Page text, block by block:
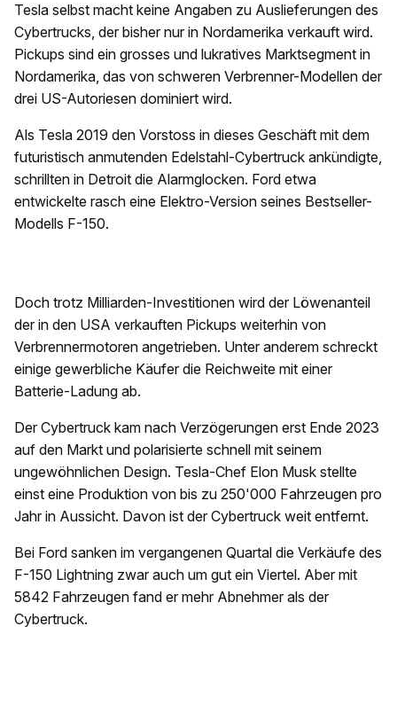
Tesla selbst macht keine Angaben zu Auslieferungen des
Cybertrucks, der bisher nur in Nordamerika verkauft wird.
Pickups sind ein grosses und lukratives Marktsegment in
Nordamerika, das von schweren Verbrenner-Modellen der
drei US-Autoriesen dominiert wird.
Als Tesla 2019 den Vorstoss in dieses Geschäft mit dem
futuristisch anmutenden Edelstahl-Cybertruck ankündigte,
schrillten in Detroit die Alarmglocken. Ford etwa
entwickelte rasch eine Elektro-Version seines Bestseller-
Modells F-150.
Doch trotz Milliarden-Investitionen wird der Löwenanteil
der in den USA verkauften Pickups weiterhin von
Verbrennermotoren angetrieben. Unter anderem schreckt
einige gewerbliche Käufer die Reichweite mit einer
Batterie-Ladung ab.
Der Cybertruck kam nach Verzögerungen erst Ende 2023
auf den Markt und polarisierte schnell mit seinem
ungewöhnlichen Design. Tesla-Chef Elon Musk stellte
einst eine Produktion von bis zu 250'000 Fahrzeugen pro
Jahr in Aussicht. Davon ist der Cybertruck weit entfernt.
Bei Ford sanken im vergangenen Quartal die Verkäufe des
F-150 Lightning zwar auch um gut ein Viertel. Aber mit
5842 Fahrzeugen fand er mehr Abnehmer als der
Cybertruck.